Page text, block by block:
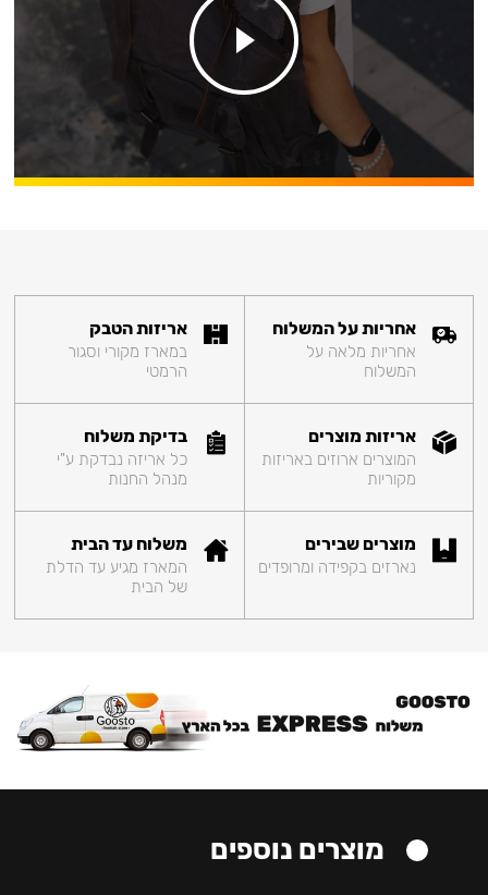
אחריות על המשלוח
אחריות מלאה על
המשלוח
אריזות הטבק
במארז מקורי וסגור
הרמטי
אריזות מוצרים
המוצרים ארוזים באריזות
מקוריות
בדיקת משלוח
כל אריזה נבדקת ע"י
מנהל החנות
מוצרים שבירים
נארזים בקפידה ומרופדים
משלוח עד הבית
המארז מגיע עד הדלת
של הבית
מוצרים נוספים